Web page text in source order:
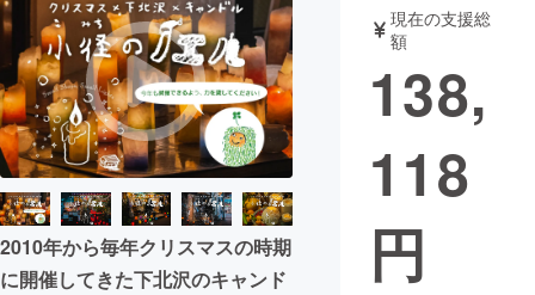
アート・写真 音楽
テクノロジー・ガジェット ゲーム・サ
映像・映画
ビジネス・起業
まちづくり・地域活性化
2010年から毎年クリスマスの時期
に開催してきた下北沢のキャンド
現在の支援総
額
138,
118
円